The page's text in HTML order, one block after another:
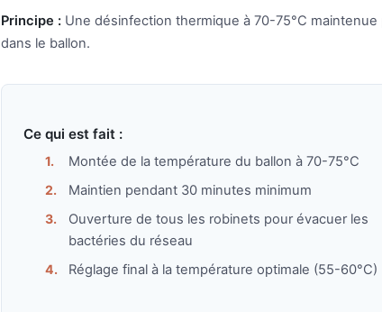
Principe : Une désinfection thermique à 70-75°C
dans le ballon.
Ce qui est fait :
Montée de la température du ballon à 70-75°C
Maintien pendant 30 minutes minimum
Ouverture de tous les robinets pour évacuer les
bactéries du réseau
Réglage final à la température optimale (55-60°C)